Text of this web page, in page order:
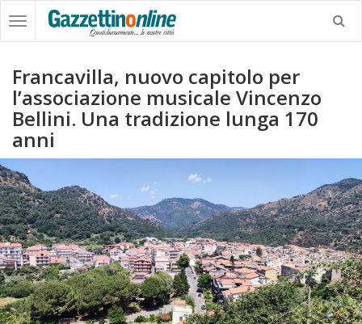
Francavilla, nuovo capitolo per
l’associazione musicale Vincenzo
Bellini. Una tradizione lunga 170
anni